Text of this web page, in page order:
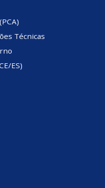
Técnicas
ES)